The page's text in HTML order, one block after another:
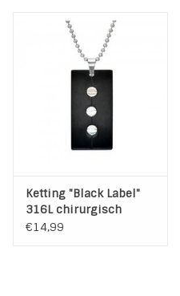
Ketting "Black Label"
316L chirurgisch
roestvrij staal
€14,99